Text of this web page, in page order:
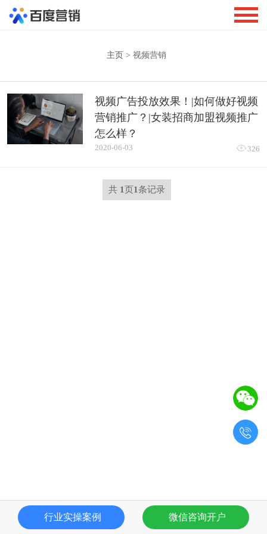
主页 > 视频营销
视频广告投放效果！|如何做好视频
营销推广？|女装招商加盟视频推广
怎么样？
2020-06-03 326
共 1页1条记录
行业实操案例 微信咨询开户
